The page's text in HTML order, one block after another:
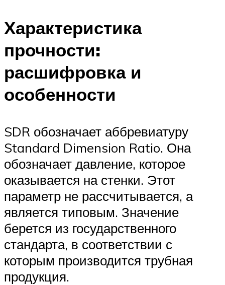
Характеристика
прочности:
расшифровка и
особенности
SDR обозначает аббревиатуру
Standard Dimension Ratio. Она
обозначает давление, которое
оказывается на стенки. Этот
параметр не рассчитывается, а
является типовым. Значение
берется из государственного
стандарта, в соответствии с
которым производится трубная
продукция.